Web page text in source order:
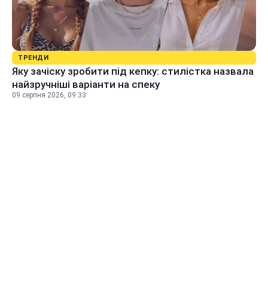
ТРЕНДИ
Яку зачіску зробити під кепку: стилістка назвала
найзручніші варіанти на спеку
09 серпня 2026, 09:33